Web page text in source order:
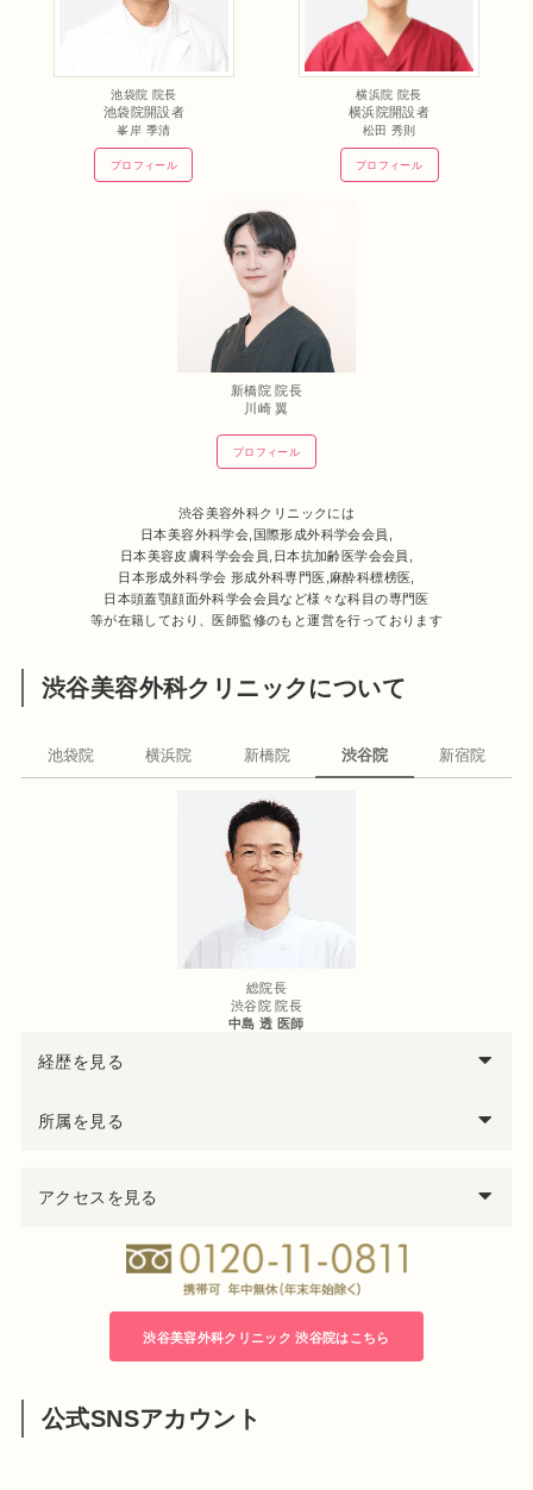
池袋院 院長
池袋院開設者
峯岸 季清
プロフィール
横浜院 院長
横浜院開設者
松田 秀則
プロフィール
新橋院 院長
川崎 翼
プロフィール
渋谷美容外科クリニックには
日本美容外科学会,国際形成外科学会会員,
日本美容皮膚科学会会員,日本抗加齢医学会会員,
日本形成外科学会 形成外科専門医,麻酔科標榜医,
日本頭蓋顎顔面外科学会会員など様々な科目の専門医
等が在籍しており、医師監修のもと運営を行っております
渋谷美容外科クリニックについて
池袋院 横浜院 新橋院 渋谷院 新宿院
総院長
渋谷院 院長
中島 透 医師
経歴を見る
00年 千葉大学医学部付属病院形成外科勤務
千葉大学大学院修了 医学博士号取得
渋谷美容外科クリニック立川院 院長就任
渋谷美容外科クリニック渋谷院 院長就任
所属を見る
日本形成外科学会 形成外科専門医
日本頭蓋顎顔面外科学会会員
アクセスを見る
渋谷美容外科クリニック 渋谷院はこちら
公式SNSアカウント